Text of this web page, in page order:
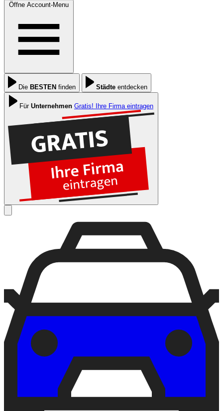
Öffne Account-Menu
Die BESTEN finden Städte entdecken
Für Unternehmen Gratis! Ihre Firma eintragen